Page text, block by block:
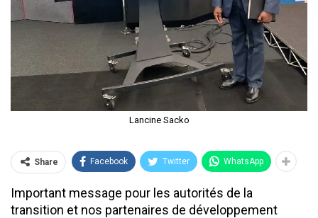
Lancine Sacko
Share Facebook Twitter WhatsApp
Important message pour les autorités de la
transition et nos partenaires de développement